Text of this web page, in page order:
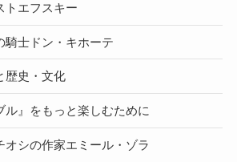
トエフスキー
騎士ドン・キホーテ
歴史・文化
ル』をもっと楽しむために
オシの作家エミール・ゾラ